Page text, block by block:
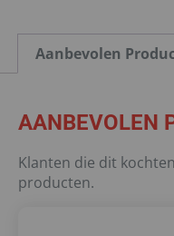
Aanbevolen
AANBEVOLEN
Klanten die dit
producten.